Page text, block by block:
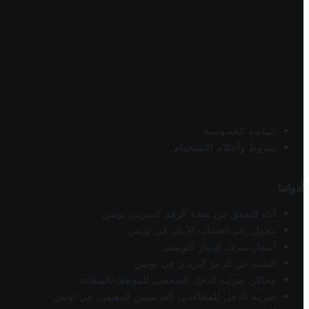
سياسة الخصوصية
شروط وأحكام الاستخدام
أدواتنا
أداة التحقق من صحة الرقم الضريبي تونس
محول رقم الحساب الآيبان في تونس
أسعار صرف الدينار التونسي
البحث عن الرمز البريدي في تونس
محاكي ضريبة الدخل الشخصي للموظف/المتقاعد
ضريبة الدخل للمتقاعدين الفرنسيين المقيمين في تونس